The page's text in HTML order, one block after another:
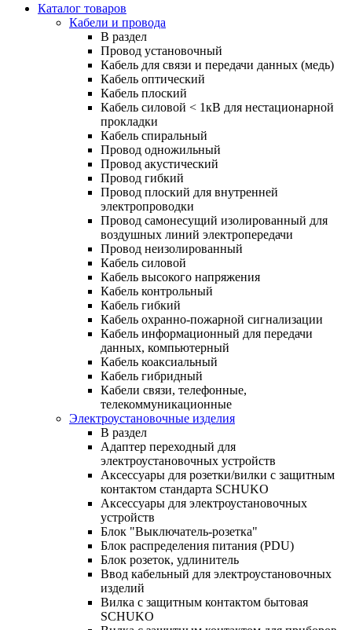
Каталог товаров
Кабели и провода
В раздел
Провод установочный
Кабель для связи и передачи данных (медь)
Кабель оптический
Кабель плоский
Кабель силовой < 1кВ для нестационарной
прокладки
Кабель спиральный
Провод одножильный
Провод акустический
Провод гибкий
Провод плоский для внутренней
электропроводки
Провод самонесущий изолированный для
воздушных линий электропередачи
Провод неизолированный
Кабель силовой
Кабель высокого напряжения
Кабель контрольный
Кабель гибкий
Кабель охранно-пожарной сигнализации
Кабель информационный для передачи
данных, компьютерный
Кабель коаксиальный
Кабель гибридный
Кабели связи, телефонные,
телекоммуникационные
Электроустановочные изделия
В раздел
Адаптер переходный для
электроустановочных устройств
Аксессуары для розетки/вилки с защитным
контактом стандарта SCHUKO
Аксессуары для электроустановочных
устройств
Блок "Выключатель-розетка"
Блок распределения питания (PDU)
Блок розеток, удлинитель
Ввод кабельный для электроустановочных
изделий
Вилка с защитным контактом бытовая
SCHUKO